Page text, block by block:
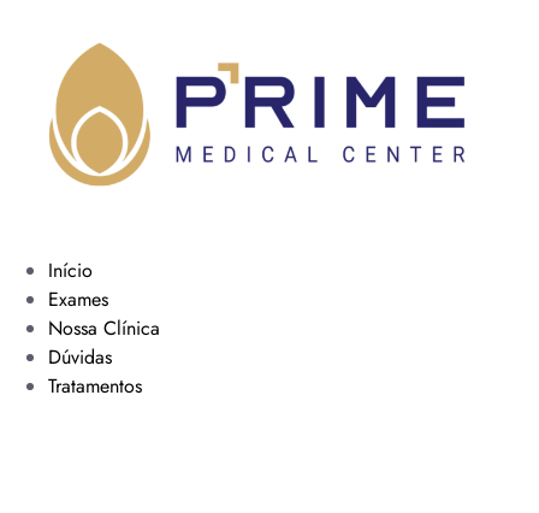
Início
Exames
Nossa Clínica
Dúvidas
Tratamentos